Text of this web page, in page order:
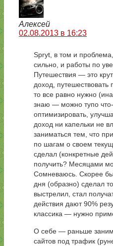
Алексей
02.08.2013 в 16:23
Spryt, в том и
сильно, и работы по
Путешествия — это
доход, путешествовать
то все равно нужно
знаю — можно тупо что-
оптимизировать,
доход ни капельки не
заниматься тем, что
по шагам о своем
сделал (конкретные
получить? Месяцами
Сомневаюсь. Скорее
дня (образно) сделал
выстрелил, стал
действия дают 90%
классика — нужно
О себе — раньше
сайтов под трафик